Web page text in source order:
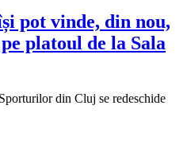
pot vinde, din nou,
platoul de la Sala
din Cluj se redeschide